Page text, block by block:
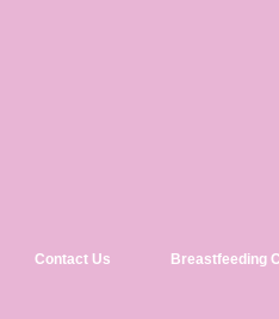
Contact Us Breastfeeding